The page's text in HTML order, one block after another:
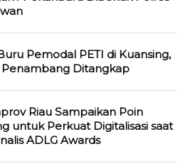
Pemodal PETI di Kuansing,
Penambang Ditangkap
Riau Sampaikan Poin
untuk Perkuat Digitalisasi saat
ADLG Awards